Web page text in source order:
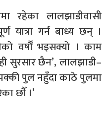
रहेका लालझाडीवासी
यात्रा गर्न बाध्य छन् ।
वर्षौँ भइसक्यो । काम
सुरसार छैन’, लालझाडी–
पुल नहुँदा काठे पुलमा
छौँ ।’